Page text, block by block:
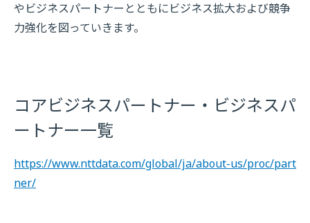
やビジネスパートナーとともにビジネス拡大および競争
力強化を図っていきます。
コアビジネスパートナー・ビジネスパ
ートナー一覧
https://www.nttdata.com/global/ja/about-us/proc/part
ner/